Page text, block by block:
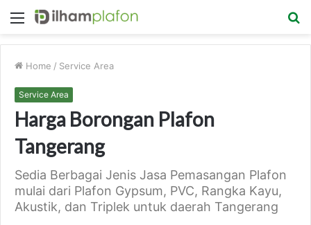
Menu
Home / Service Area
Service Area
Harga Borongan Plafon
Tangerang
Sedia Berbagai Jenis Jasa Pemasangan Plafon
mulai dari Plafon Gypsum, PVC, Rangka Kayu,
Akustik, dan Triplek untuk daerah Tangerang